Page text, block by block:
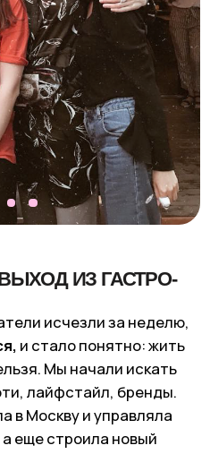
бургерную
тогда стало
странное.
и они
мы сняли
назвала
на меня в суд.
на адвоката,
меня не дошли,
Когда
смириться
издержки
вот я в Грузии,
сюр был моим
Важно думать,
ли ты
миру что-